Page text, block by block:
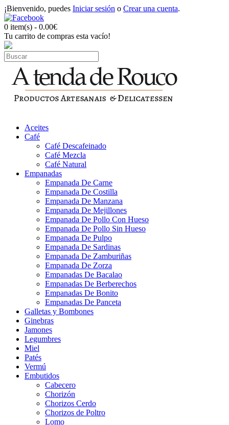
¡Bienvenido, puedes Iniciar sesión o Crear una cuenta.
0 item(s) - 0.00€
Tu carrito de compras esta vacío!
Aceites
Café
Café Descafeinado
Café Mezcla
Café Natural
Empanadas
Empanada De Carne
Empanada De Costilla
Empanada De Manzana
Empanada De Mejillones
Empanada De Pollo Con Hueso
Empanada De Pollo Sin Hueso
Empanada De Pulpo
Empanada De Sardinas
Empanada De Zamburiñas
Empanada De Zorza
Empanadas De Bacalao
Empanadas De Berberechos
Empanadas De Bonito
Empanadas De Panceta
Galletas y Bombones
Ginebras
Jamones
Legumbres
Miel
Patés
Vermú
Embutidos
Cabecero
Chorizón
Chorizos Cerdo
Chorizos de Poltro
Lomo